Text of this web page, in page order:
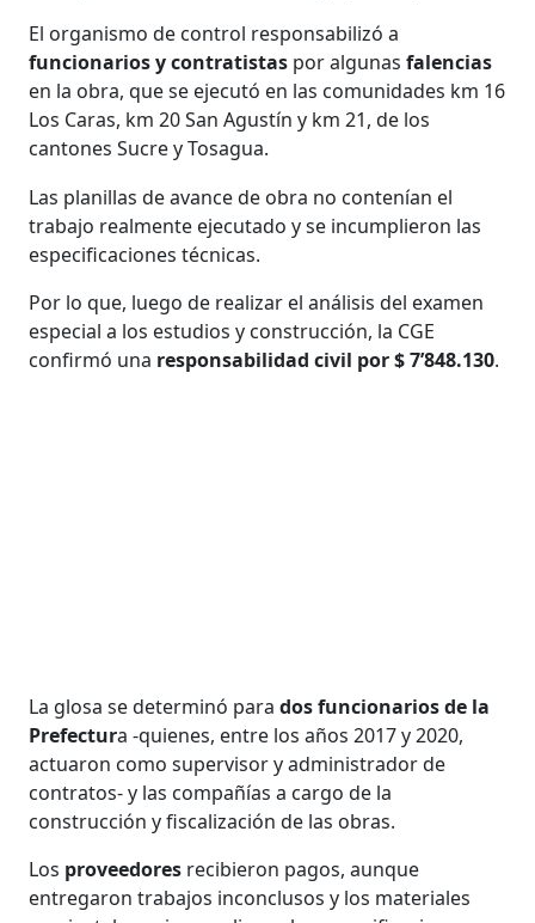
El organismo de control responsabilizó a
funcionarios y contratistas por algunas falencias
en la obra, que se ejecutó en las comunidades km 16
Los Caras, km 20 San Agustín y km 21, de los
cantones Sucre y Tosagua.
Las planillas de avance de obra no contenían el
trabajo realmente ejecutado y se incumplieron las
especificaciones técnicas.
Por lo que, luego de realizar el análisis del examen
especial a los estudios y construcción, la CGE
confirmó una responsabilidad civil por $ 7’848.130.
La glosa se determinó parados funcionarios de la
Prefectura -quienes, entre los años 2017 y 2020,
actuaron como supervisor y administrador de
contratos- y las compañías a cargo de la
construcción y fiscalización de las obras.
Los proveedores recibieron pagos, aunque
entregaron trabajos inconclusos y los materiales